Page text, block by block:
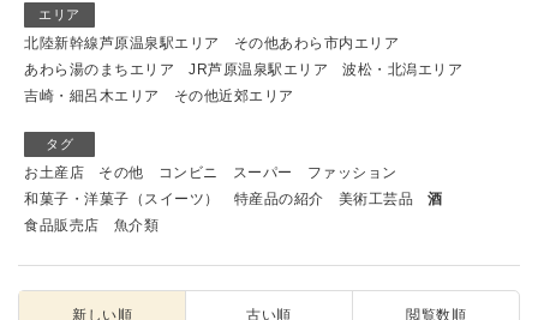
エリア
北陸新幹線芦原温泉駅エリア
その他あわら市内エリア
あわら湯のまちエリア
JR芦原温泉駅エリア
波松・北潟エリア
吉崎・細呂木エリア
その他近郊エリア
タグ
お土産店 その他 コンビニ スーパー
ファッション
和菓子・洋菓子（スイーツ）
特産品の紹介 美術工芸品
酒
食品販売店
魚介類
新しい順 古い順 閲覧数順